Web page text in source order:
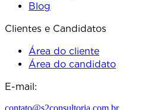
Blog
Clientes e Candidatos
Área do cliente
Área do candidato
E-mail: